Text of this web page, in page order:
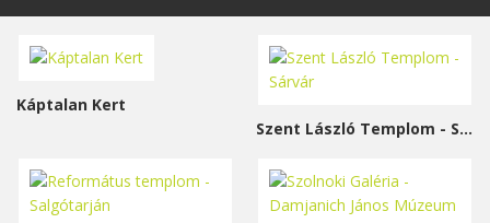
Káptalan Kert
Szent László Templom - Sárvár